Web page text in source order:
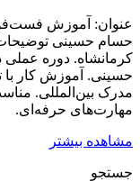
عنوان: آموزش
حسام حسینی
کرمانشاه. دوره عملی
حسینی. آموزش کار با
مدرک بین‌المللی.
مهارت‌های حرفه‌ای.
مشاهده بیشتر
جستجو